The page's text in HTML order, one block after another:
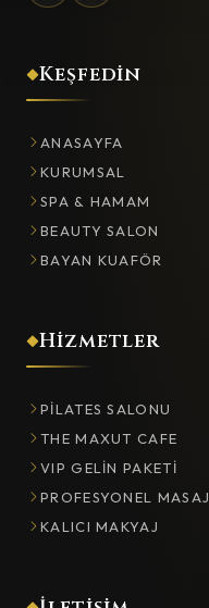
Keşfedin
ANASAYFA
KURUMSAL
SPA & HAMAM
BEAUTY SALON
BAYAN KUAFÖR
Hizmetler
PILATES SALONU
THE MAXUT CAFE
VIP GELIN PAKETI
PROFESYONEL MASAJ
KALICI MAKYAJ